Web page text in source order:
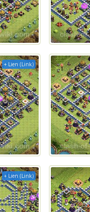
+ Lien (Link)
+ Lien (Link)